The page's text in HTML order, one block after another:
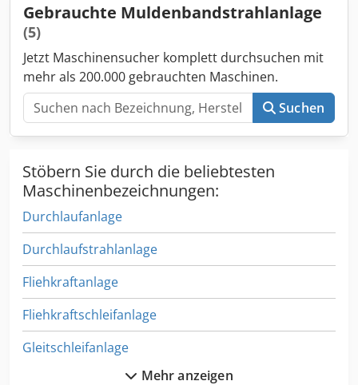
Gebrauchte Muldenbandstrahlanlage
(5)
Jetzt Maschinensucher komplett durchsuchen mit
mehr als 200.000 gebrauchten Maschinen.
Suchen
Stöbern Sie durch die beliebtesten
Maschinenbezeichnungen:
Durchlaufanlage
Durchlaufstrahlanlage
Fliehkraftanlage
Fliehkraftschleifanlage
Gleitschleifanlage
Mehr anzeigen